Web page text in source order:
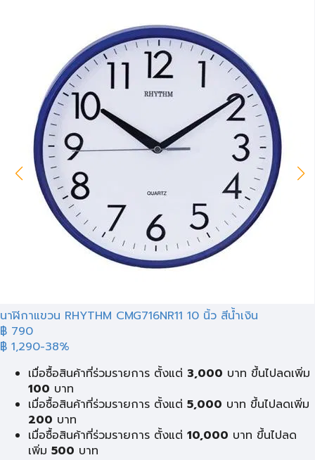
นาฬิกาแขวน RHYTHM CMG716NR11 10 นิ้ว สีน้ำเงิน
฿ 790
฿ 1,290-38%
เมื่อซื้อสินค้าที่ร่วมรายการ ตั้งแต่ 3,000 บาท ขึ้นไปลดเพิ่ม
100 บาท
เมื่อซื้อสินค้าที่ร่วมรายการ ตั้งแต่ 5,000 บาท ขึ้นไปลดเพิ่ม
200 บาท
เมื่อซื้อสินค้าที่ร่วมรายการ ตั้งแต่ 10,000 บาท ขึ้นไปลด
เพิ่ม 500 บาท